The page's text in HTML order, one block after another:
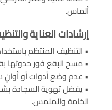
ألماس.
إرشادات العناية
• التنظيف المنتظم
• مسح البقع فور
• عدم وضع أدوات أو أوانٍ
• يفضل تهوية السجادة
الخامة والملمس.